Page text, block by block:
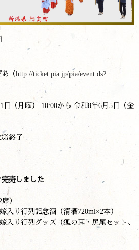
（http://ticket.pia.jp/pia/event.ds?
日（月曜） 10:00から 令和8年6月5日（金
終了
売しました
）
行列記念酒（清酒720ml×2本）
列グッズ（狐の耳・尻尾セット、